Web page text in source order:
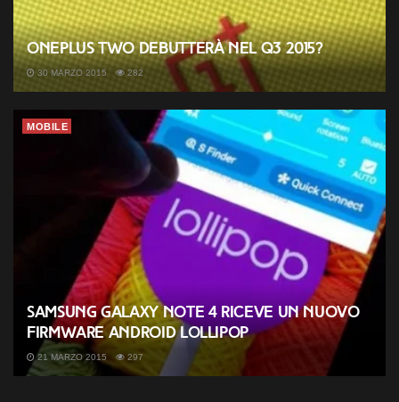
OnePlus Two debutterà nel Q3 2015?
30 MARZO 2015 282
MOBILE
Samsung Galaxy Note 4 riceve un nuovo
firmware Android Lollipop
21 MARZO 2015 297